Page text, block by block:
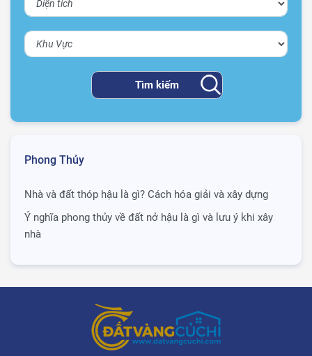
Phong Thủy
Nhà và đất thóp hậu là gì? Cách hóa giải và xây dựng
Ý nghĩa phong thủy về đất nở hậu là gì và lưu ý khi xây
nhà